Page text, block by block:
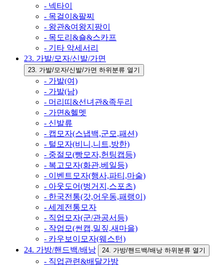
- 넥타이
- 목걸이&팔찌
- 왕관&여왕지팡이
- 목도리&숄&스카프
- 기타 악세서리
23. 가발/모자/신발/가면
23. 가발/모자/신발/가면 하위분류 열기
- 가발(여)
- 가발(남)
- 머리띠&선녀관&족두리
- 가면&헬멧
- 신발류
- 캡모자(스냅백,군모,패션)
- 털모자(비니,니트,방한)
- 중절모(빵모자,헌팅캡등)
- 복고모자(화관,베일등)
- 이벤트모자(행사,파티,마술)
- 아웃도어(벙거지,스포츠)
- 한국전통(갓,어우동,패랭이)
- 세계전통모자
- 직업모자(군/관공서등)
- 작업모(썬캡,밀짚,새마을)
- 카우보이모자(웨스턴)
24. 가방/핸드백/배낭
24. 가방/핸드백/배낭 하위분류 열기
- 직업관련&배달가방